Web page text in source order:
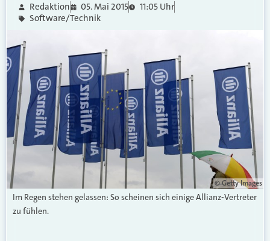
Redaktion 05. Mai 2015
11:05 Uhr
Software/Technik
© Getty Images
Im Regen stehen gelassen: So scheinen sich einige Allianz-Vertreter
zu fühlen.